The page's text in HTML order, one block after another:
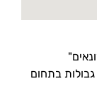
גבולות בתחום